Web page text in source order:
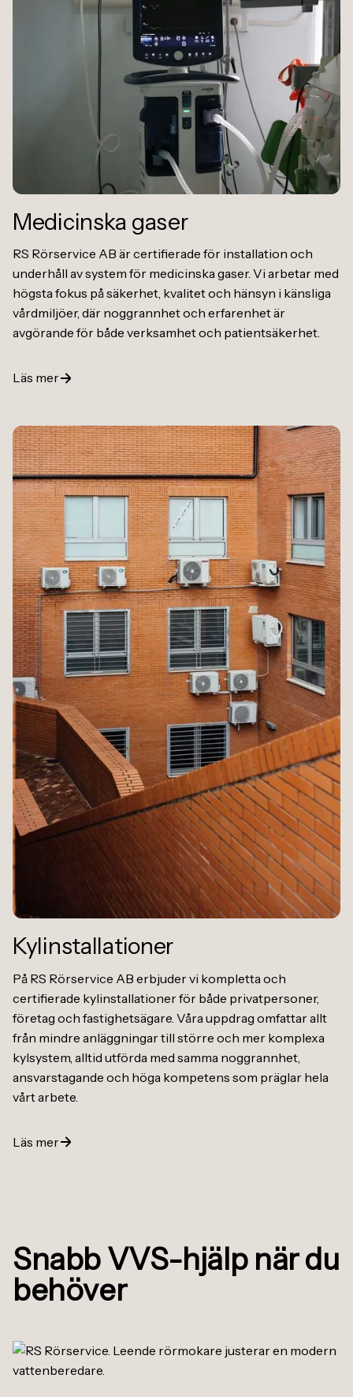
Medicinska gaser
RS Rörservice AB är certifierade för installation och
underhåll av system för medicinska gaser. Vi arbetar med
högsta fokus på säkerhet, kvalitet och hänsyn i känsliga
vårdmiljöer, där noggrannhet och erfarenhet är
avgörande för både verksamhet och patientsäkerhet.
Läs mer
Kylinstallationer
På RS Rörservice AB erbjuder vi kompletta och
certifierade kylinstallationer för både privatpersoner,
företag och fastighetsägare. Våra uppdrag omfattar allt
från mindre anläggningar till större och mer komplexa
kylsystem, alltid utförda med samma noggrannhet,
ansvarstagande och höga kompetens som präglar hela
vårt arbete.
Läs mer
Snabb VVS-hjälp när du
behöver